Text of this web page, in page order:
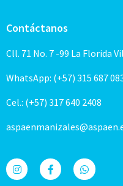
Contáctanos
Cll. 71 No. 7 -99 La Florida
WhatsApp: (+57) 315 687
Cel.: (+57) 317 640 2408